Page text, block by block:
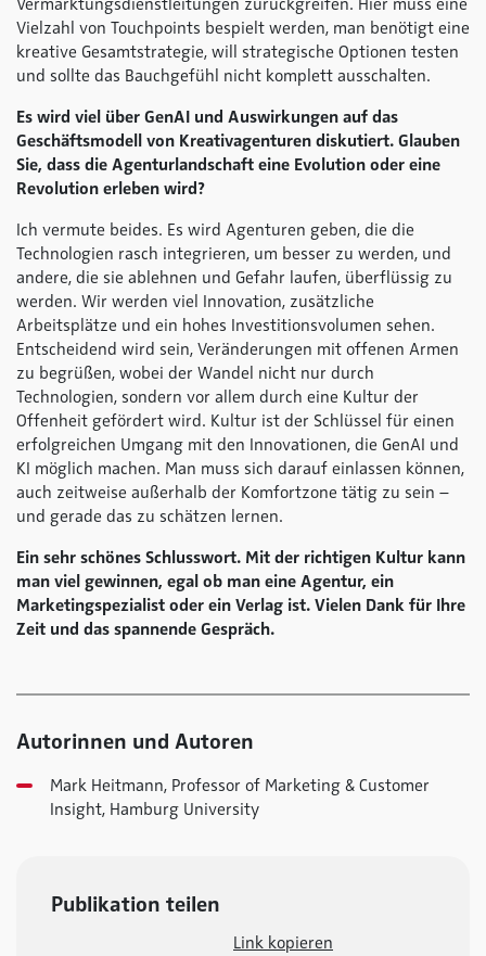
Vermarktungsdienstleitungen zurückgreifen. Hier muss eine
Vielzahl von Touchpoints bespielt werden, man benötigt eine
kreative Gesamtstrategie, will strategische Optionen testen
und sollte das Bauchgefühl nicht komplett ausschalten.
Es wird viel über GenAI und Auswirkungen auf das
Geschäftsmodell von Kreativagenturen diskutiert. Glauben
Sie, dass die Agenturlandschaft eine Evolution oder eine
Revolution erleben wird?
Ich vermute beides. Es wird Agenturen geben, die die
Technologien rasch integrieren, um besser zu werden, und
andere, die sie ablehnen und Gefahr laufen, überflüssig zu
werden. Wir werden viel Innovation, zusätzliche
Arbeitsplätze und ein hohes Investitionsvolumen sehen.
Entscheidend wird sein, Veränderungen mit offenen Armen
zu begrüßen, wobei der Wandel nicht nur durch
Technologien, sondern vor allem durch eine Kultur der
Offenheit gefördert wird. Kultur ist der Schlüssel für einen
erfolgreichen Umgang mit den Innovationen, die GenAI und
KI möglich machen. Man muss sich darauf einlassen können,
auch zeitweise außerhalb der Komfortzone tätig zu sein –
und gerade das zu schätzen lernen.
Ein sehr schönes Schlusswort. Mit der richtigen Kultur kann
man viel gewinnen, egal ob man eine Agentur, ein
Marketingspezialist oder ein Verlag ist. Vielen Dank für Ihre
Zeit und das spannende Gespräch.
Autorinnen und Autoren
Mark Heitmann, Professor of Marketing & Customer
Insight, Hamburg University
Publikation teilen
Link kopieren